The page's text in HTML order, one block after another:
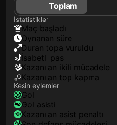
Toplam
İstatistikler
maç başladı
oynanan süre
duran topa vuruldu
isabetli pas
kazanılan ikili mücadele
kazanılan top kapma
Kesin eylemler
gol
gol asisti
kazanılan asist penaltı